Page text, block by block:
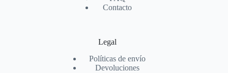
Contacto
Legal
Políticas de envío
Devoluciones